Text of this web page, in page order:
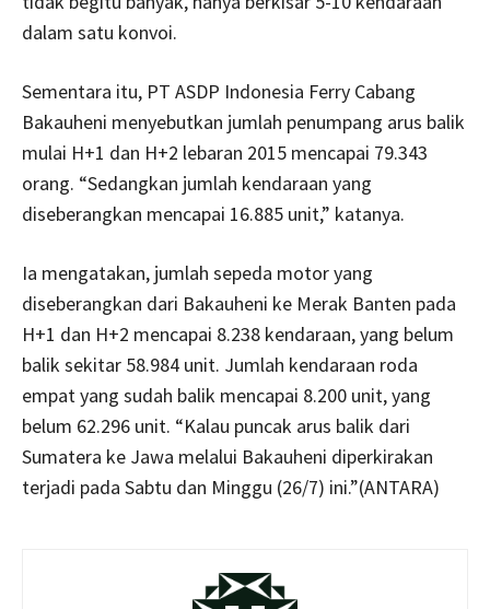
dalam satu konvoi.
Sementara itu, PT ASDP Indonesia Ferry Cabang
Bakauheni menyebutkan jumlah penumpang arus balik
mulai H+1 dan H+2 lebaran 2015 mencapai 79.343
orang. “Sedangkan jumlah kendaraan yang
diseberangkan mencapai 16.885 unit,” katanya.
Ia mengatakan, jumlah sepeda motor yang
diseberangkan dari Bakauheni ke Merak Banten pada
H+1 dan H+2 mencapai 8.238 kendaraan, yang belum
balik sekitar 58.984 unit. Jumlah kendaraan roda
empat yang sudah balik mencapai 8.200 unit, yang
belum 62.296 unit. “Kalau puncak arus balik dari
Sumatera ke Jawa melalui Bakauheni diperkirakan
terjadi pada Sabtu dan Minggu (26/7) ini.”(ANTARA)